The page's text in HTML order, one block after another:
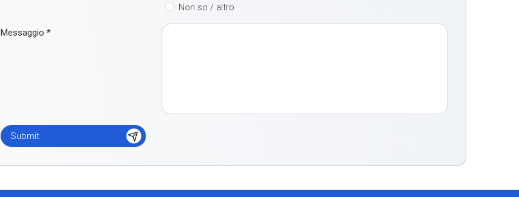
Non so / altro
Messaggio *